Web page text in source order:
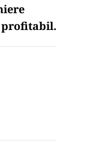
profitabil.